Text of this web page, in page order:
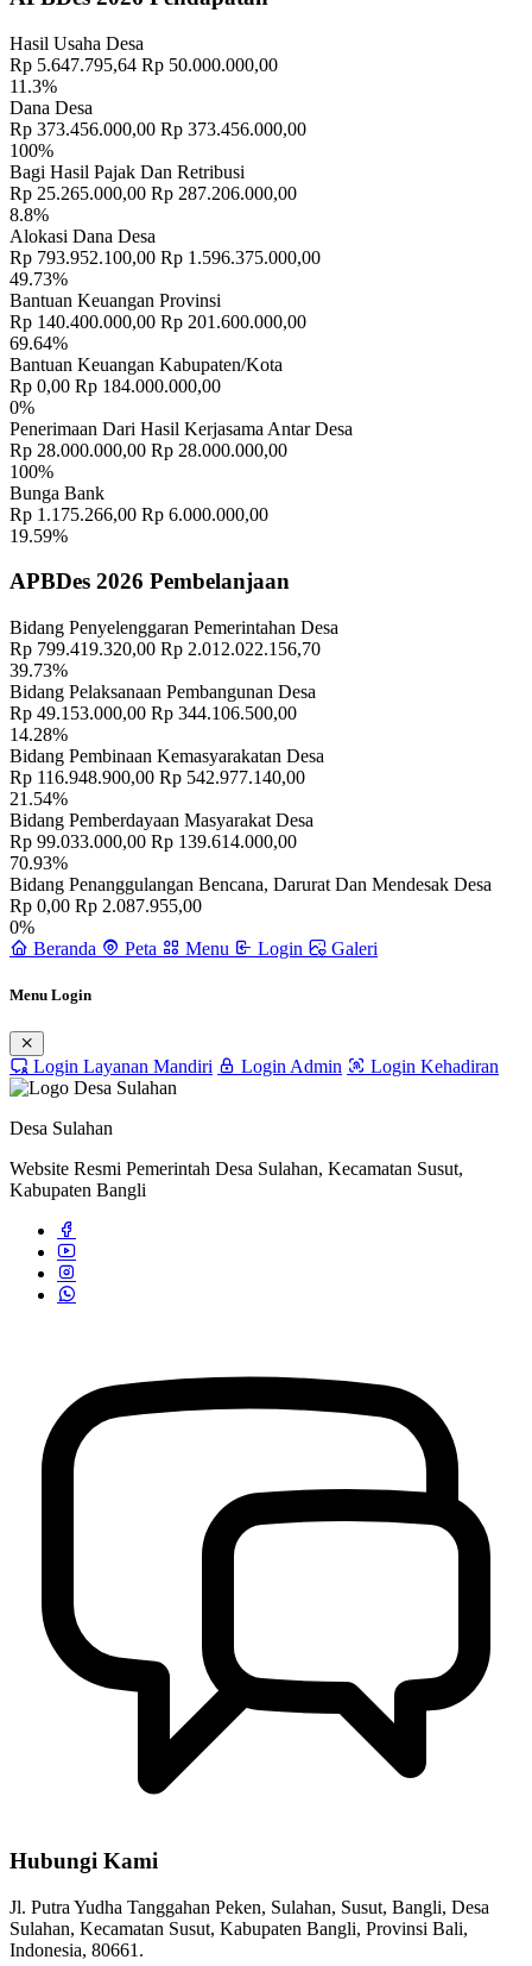
Kader Desa - Penggerak Prakarsa Desa
Serah Terima BLT DD Tahap ke XI (Sebelas)
PERBEKEL DAN BPD RESMI PERPANJANG MASA
JABATAN
"PERSYARATAN ADMINISTRASI BAKAL CALON"
2019
Desa Membangun Indonesia
Demokratisasi Desa 23 Juni 2018
Hasil Usaha Desa
Rp 5.647.795,64 Rp 50.000.000,00
11.3%
Dana Desa
Rp 373.456.000,00 Rp 373.456.000,00
100%
Bagi Hasil Pajak Dan Retribusi
Rp 25.265.000,00 Rp 287.206.000,00
8.8%
Alokasi Dana Desa
Rp 793.952.100,00 Rp 1.596.375.000,00
49.73%
Bantuan Keuangan Provinsi
Rp 140.400.000,00 Rp 201.600.000,00
69.64%
Bantuan Keuangan Kabupaten/Kota
Rp 0,00 Rp 184.000.000,00
0%
Penerimaan Dari Hasil Kerjasama Antar Desa
Rp 28.000.000,00 Rp 28.000.000,00
100%
Bunga Bank
Rp 1.175.266,00 Rp 6.000.000,00
19.59%
APBDes 2026 Pembelanjaan
Bidang Penyelenggaran Pemerintahan Desa
Rp 799.419.320,00 Rp 2.012.022.156,70
39.73%
Bidang Pelaksanaan Pembangunan Desa
Rp 49.153.000,00 Rp 344.106.500,00
14.28%
Bidang Pembinaan Kemasyarakatan Desa
Rp 116.948.900,00 Rp 542.977.140,00
21.54%
Bidang Pemberdayaan Masyarakat Desa
Rp 99.033.000,00 Rp 139.614.000,00
70.93%
Bidang Penanggulangan Bencana, Darurat Dan Mendesak Desa
Rp 0,00 Rp 2.087.955,00
0%
Beranda
Peta Menu Login Galeri
Menu Login
Login Layanan Mandiri Login Admin Login Kehadiran
Desa Sulahan
Website Resmi Pemerintah Desa Sulahan, Kecamatan Susut,
Kabupaten Bangli
Hubungi Kami
Jl. Putra Yudha Tanggahan Peken, Sulahan, Susut, Bangli, Desa
Sulahan, Kecamatan Susut, Kabupaten Bangli, Provinsi Bali,
Indonesia, 80661.